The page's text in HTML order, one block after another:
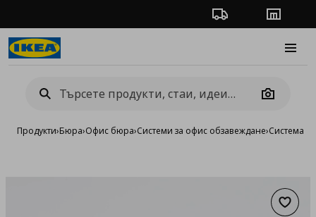
Проследяване на
Camera
Продукти›Бюра›Офис бюра›Системи за офис обзавеждане›Система